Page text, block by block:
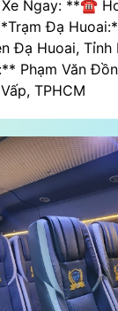
Xe Ngay: **☎️
Đạ
Đạ Huoai, Tỉnh
Phạm Văn
Vấp, TPHCM